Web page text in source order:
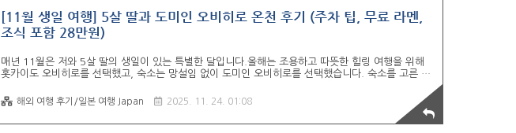
[11월 생일 여행] 5살 딸과 도미인 오비히로 온천 후기 (주차 팁, 무료 라멘,
조식 포함 28만원)
매년 11월은 저와 5살 딸의 생일이 있는 특별한 달입니다.올해는 조용하고 따뜻한 힐링 여행을 위해
홋카이도 오비히로를 선택했고, 숙소는 망설임 없이 도미인 오비히로를 선택했습니다. 숙소를 고른 가
체크인, 주차까지 2박 3일간 만족스러웠던 도미인 오비히로의 모든 것을 상세한 꿀팁과 함께 정리했습
니다. (총 2박 조식 포함 28만원) 📌 도미인 오비히로 위치 및 셀프 체크인1. 위치 및 편의성: 인디언
커리, 롯카테이, 류게츠 등 오비히로의 핵심 맛집들이 모두 도보권이라 아이와 함께 이동하기 매우 편
해외 여행 후기/일본 여행 Japan 2025. 11. 24. 01:08